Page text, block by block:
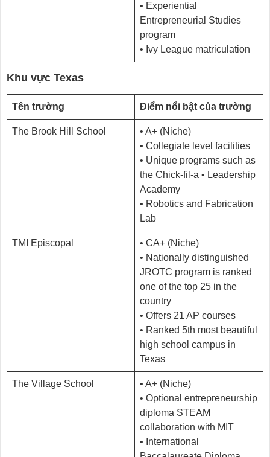
• Experiential
Entrepreneurial Studies
program
• Ivy League matriculation
Khu vực Texas
Tên trường Điểm nổi bật của trường
The Brook Hill School
• A+ (Niche)
• Collegiate level facilities
• Unique programs such as
the Chick-fil-a • Leadership
Academy
• Robotics and Fabrication
Lab
TMI Episcopal
• CA+ (Niche)
• Nationally distinguished
JROTC program is ranked
one of the top 25 in the
country
• Offers 21 AP courses
• Ranked 5th most beautiful
high school campus in
Texas
The Village School
• A+ (Niche)
• Optional entrepreneurship
diploma STEAM
collaboration with MIT
• International